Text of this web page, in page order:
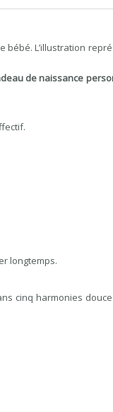
L’illustration
de naissance
longtemps.
cinq harmonies